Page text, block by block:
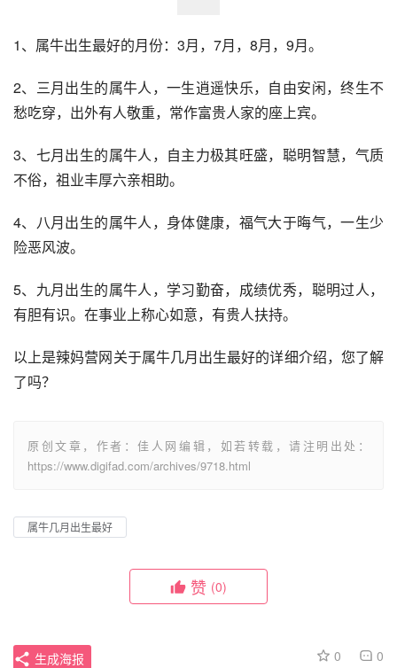
1、属牛出生最好的月份：3月，7月，8月，9月。
2、三月出生的属牛人，一生逍遥快乐，自由安闲，终生不
愁吃穿，出外有人敬重，常作富贵人家的座上宾。
3、七月出生的属牛人，自主力极其旺盛，聪明智慧，气质
不俗，祖业丰厚六亲相助。
4、八月出生的属牛人，身体健康，福气大于晦气，一生少
险恶风波。
5、九月出生的属牛人，学习勤奋，成绩优秀，聪明过人，
有胆有识。在事业上称心如意，有贵人扶持。
以上是辣妈营网关于属牛几月出生最好的详细介绍，您了解
了吗？
原创文章，作者：佳人网编辑，如若转载，请注明出处：
https://www.digifad.com/archives/9718.html
属牛几月出生最好
赞 (0)
0 0
生成海报